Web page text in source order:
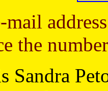
the
Sandra